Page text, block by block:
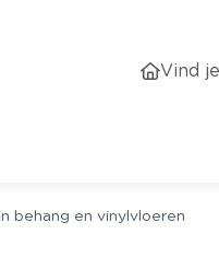
Vind
behang en vinylvloeren